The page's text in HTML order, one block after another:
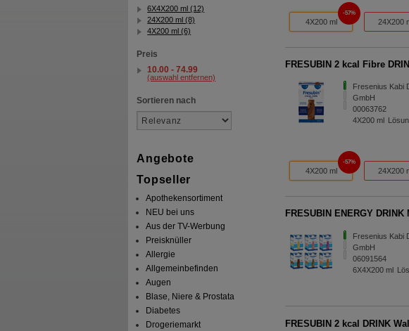
6X4X200 ml (12)
24X200 ml (8)
4X200 ml (6)
Preis
10.00 - 74.99
(auswahl entfernen)
Sortieren nach
Angebote
Topseller
Apothekensortiment
NEU bei uns
Aus der TV-Werbung
Preisknüller
Allergie
Allgemeinbefinden
Augen
Blase, Niere & Prostata
Diabetes
Drogeriemarkt
4X200 ml
57%
24X200
FRESUBIN 2 kcal Fibre
Fresenius Kabi
GmbH
00063762
4X200 ml
4X200 ml
57%
24X200
FRESUBIN ENERGY
Fresenius Kabi
GmbH
06091564
6X4X200 ml
FRESUBIN 2 kcal DRINK